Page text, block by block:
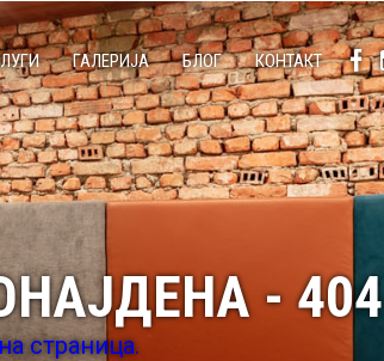
ГАЛЕРИЈА БЛОГ КОНТАКТ
- 404
страница.